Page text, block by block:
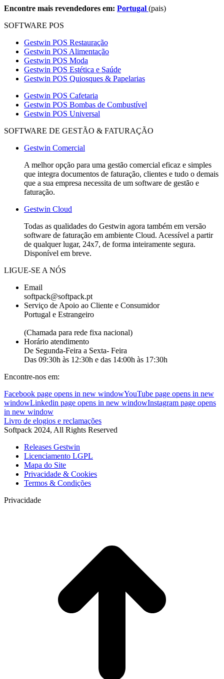
Encontre mais revendedores em: Portugal (pais)
SOFTWARE POS
Gestwin POS Restauração
Gestwin POS Alimentação
Gestwin POS Moda
Gestwin POS Estética e Saúde
Gestwin POS Quiosques & Papelarias
Gestwin POS Cafetaria
Gestwin POS Bombas de Combustível
Gestwin POS Universal
SOFTWARE DE GESTÃO & FATURAÇÃO
Gestwin Comercial
A melhor opção para uma gestão comercial eficaz e simples
que integra documentos de faturação, clientes e tudo o demais
que a sua empresa necessita de um software de gestão e
faturação.
Gestwin Cloud
Todas as qualidades do Gestwin agora também em versão
software de faturação em ambiente Cloud. Acessível a partir
de qualquer lugar, 24x7, de forma inteiramente segura.
Disponível em breve.
LIGUE-SE A NÓS
Email
softpack@softpack.pt
Serviço de Apoio ao Cliente e Consumidor
Portugal e Estrangeiro
(Chamada para rede fixa nacional)
Horário atendimento
De Segunda-Feira a Sexta- Feira
Das 09:30h às 12:30h e das 14:00h às 17:30h
Encontre-nos em:
Facebook page opens in new windowYouTube page opens in new
windowLinkedin page opens in new windowInstagram page opens
in new window
Livro de elogios e reclamações
Softpack 2024, All Rights Reserved
Releases Gestwin
Licenciamento LGPL
Mapa do Site
Privacidade & Cookies
Termos & Condições
Privacidade